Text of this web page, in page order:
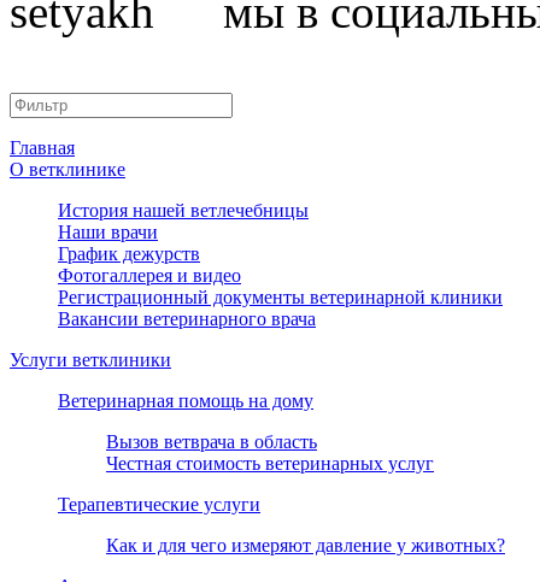
мы в
Главная
О ветклинике
История нашей ветлечебницы
Наши врачи
График дежурств
Фотогаллерея и видео
Регистрационный документы ветеринарной клиники
Вакансии ветеринарного врача
Услуги ветклиники
Ветеринарная помощь на дому
Вызов ветврача в область
Честная стоимость ветеринарных услуг
Терапевтические услуги
Как и для чего измеряют давление у животных?